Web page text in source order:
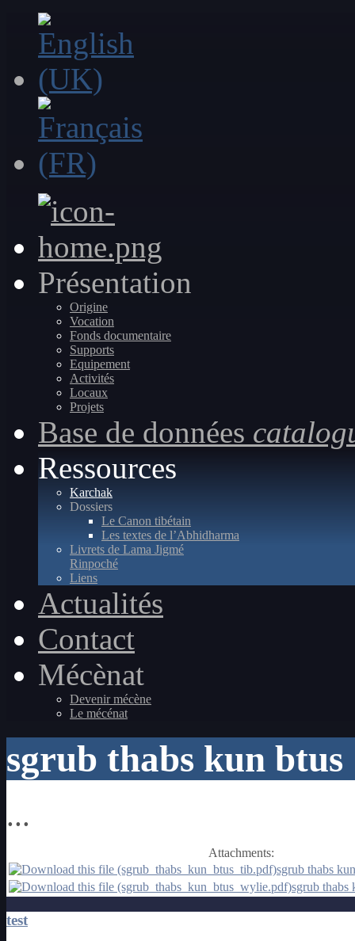
Présentation
Origine
Vocation
Fonds documentaire
Supports
Equipement
Activités
Locaux
Projets
Base de données
Ressources
Karchak
Dossiers
Le Canon tibétain
Les textes de l’Abhidharma
Livrets de Lama Jigmé
Rinpoché
Liens
Actualités
Contact
Mécènat
Devenir mécène
Le mécénat
sgrub thabs kun btus
...
Attachments:
sgrub thabs
sgrub thabs
test